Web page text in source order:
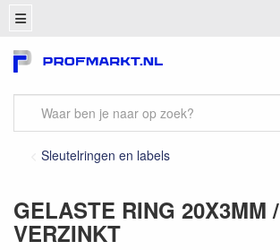
Sleutelringen en labels
GELASTE RING 20X3MM /
VERZINKT